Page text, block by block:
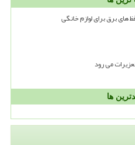
های برق برای لوازم خانگی
می رود
ها